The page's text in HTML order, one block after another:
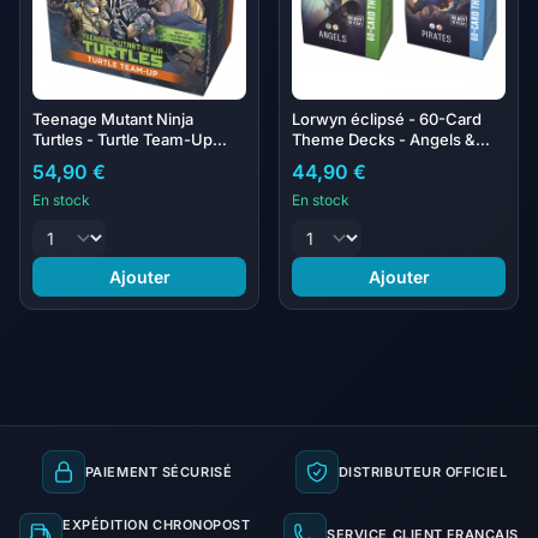
Teenage Mutant Ninja
Turtles - Turtle Team-Up
54,90 €
En stock
Ajouter
Lorwyn éclipsé - 60-Card
Theme Decks - Angels &
EN VO)
44,90 €
En stock
Ajouter
PAIEMENT SÉCURISÉ DISTRIBUTEUR OFFICIEL
EXPÉDITION CHRONOPOST
SERVICE CLIENT FRANÇAIS